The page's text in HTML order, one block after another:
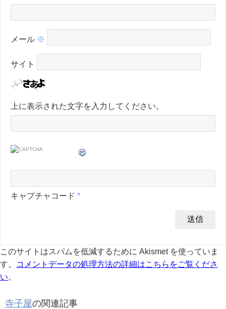
メール ※
サイト
上に表示された文字を入力してください。
キャプチャコード *
このサイトはスパムを低減するために Akismet を使っていま
す。
コメントデータの処理方法の詳細はこちらをご覧くださ
い
寺子屋の関連記事